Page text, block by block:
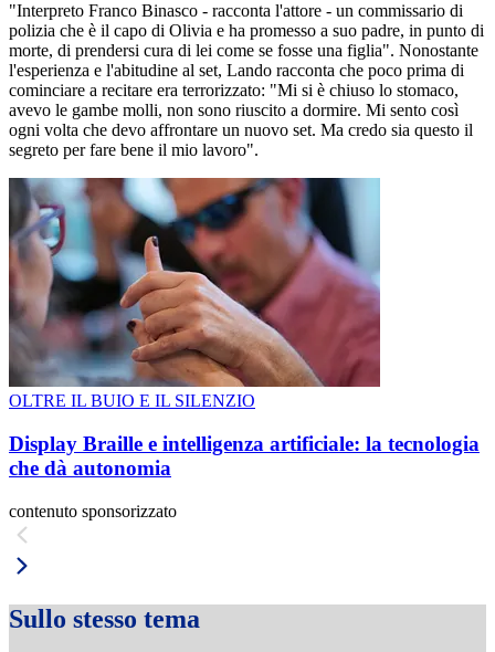
"Interpreto Franco Binasco - racconta l'attore - un commissario di
polizia che è il capo di Olivia e ha promesso a suo padre, in punto di
morte, di prendersi cura di lei come se fosse una figlia". Nonostante
l'esperienza e l'abitudine al set, Lando racconta che poco prima di
cominciare a recitare era terrorizzato: "Mi si è chiuso lo stomaco,
avevo le gambe molli, non sono riuscito a dormire. Mi sento così
ogni volta che devo affrontare un nuovo set. Ma credo sia questo il
segreto per fare bene il mio lavoro".
OLTRE IL BUIO E IL SILENZIO
Display Braille e intelligenza artificiale: la tecnologia
che dà autonomia
contenuto sponsorizzato
Sullo stesso tema